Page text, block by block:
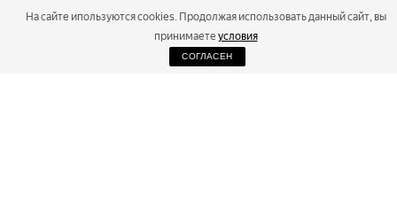
На сайте ипользуются cookies. Продолжая использовать данный сайт, вы
принимаете условия
СОГЛАСЕН